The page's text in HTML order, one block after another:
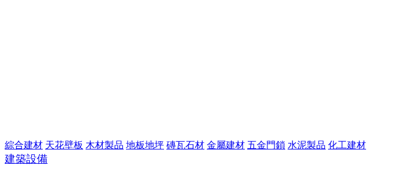
綜合建材 天花壁板 木材製品 地板地坪 磚瓦石材 金屬建材 五金門鎖 水泥製品 化工建材
建築設備